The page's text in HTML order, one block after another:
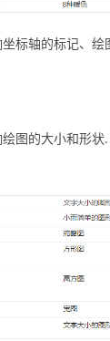
标轴的标记、绘
图的大小和形状